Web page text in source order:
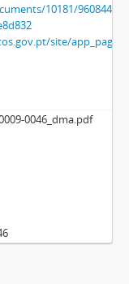
10181/9608447/
site/
0046_dma.pdf